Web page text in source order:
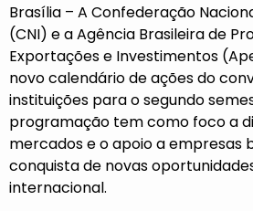
Brasília – A Confederação
(CNI) e a Agência Brasileira de
Exportações e Investimentos (
novo calendário de ações do
instituições para o segundo
programação tem como foco a
mercados e o apoio a empresas
conquista de novas
internacional.